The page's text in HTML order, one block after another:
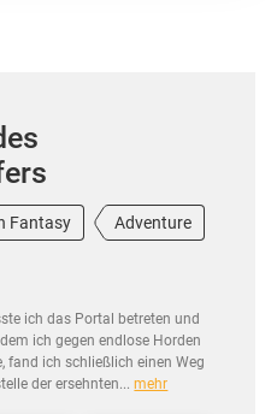
Fantasy Adventure
ich das Portal betreten und
ich gegen endlose Horden
ich schließlich einen Weg
der ersehnten...mehr